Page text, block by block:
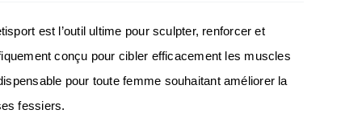
est l’outil ultime pour sculpter, renforcer et
conçu pour cibler efficacement les muscles
pour toute femme souhaitant améliorer la
fessiers.